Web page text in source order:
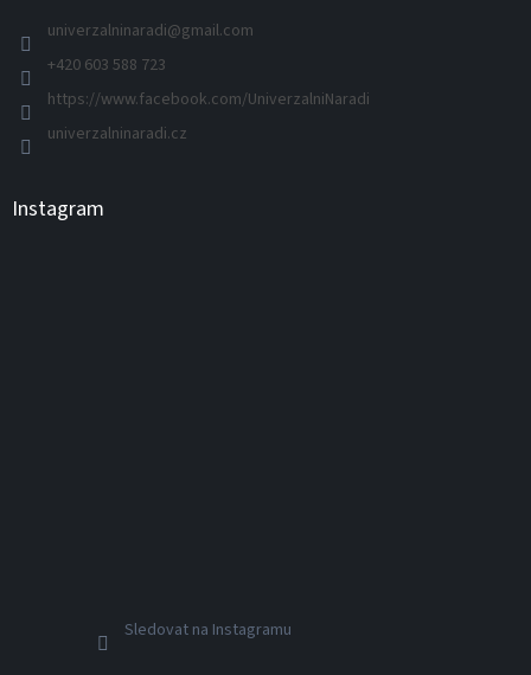
univerzalninaradi@gmail.com
+420 603 588 723
https://www.facebook.com/UniverzalniNaradi
univerzalninaradi.cz
Instagram
Sledovat na Instagramu